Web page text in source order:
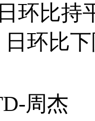
环比持
日环比
周杰